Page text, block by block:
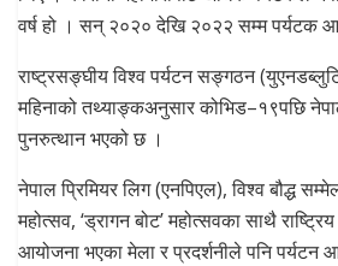
वर्ष हो । सन् २०२० देखि २०२२ सम्म पर्यटक
राष्ट्रसङ्घीय विश्व पर्यटन सङ्गठन
महिनाको तथ्याङ्कअनुसार कोभिड–१९पछि
पुनरुत्थान भएको छ ।
नेपाल प्रिमियर लिग (एनपिएल), विश्व बौद्ध
महोत्सव, ‘ड्रागन बोट’ महोत्सवका साथै
आयोजना भएका मेला र प्रदर्शनीले पनि पर्यटन